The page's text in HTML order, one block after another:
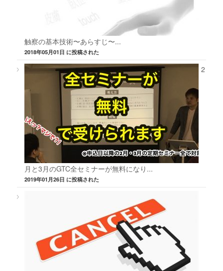
触察の基本技術〜あらすじ〜...
2018年05月01日 に投稿された
2
月と3月のGTC全セミナーが無料になり...
2019年01月26日 に投稿された